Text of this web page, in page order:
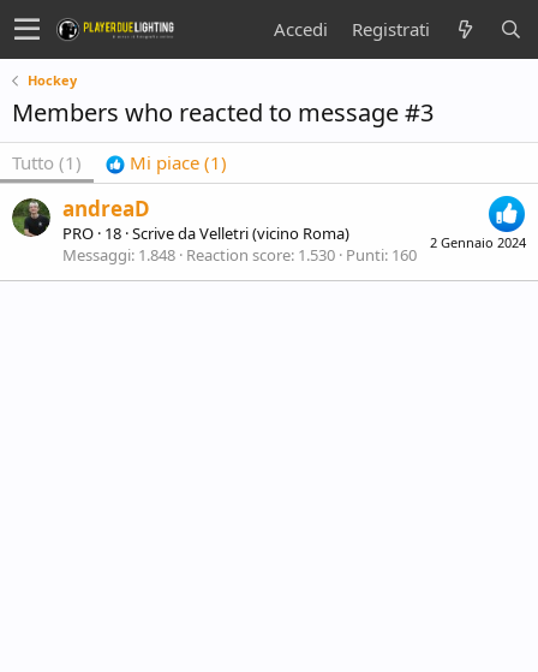
Accedi Registrati
Hockey
Members who reacted to message #3
Tutto (1) Mi piace (1)
2 Gennaio 2024
andreaD
PRO · 18 ·Scrive daVelletri (vicino Roma)
Messaggi 1.848 Reaction score 1.530 Punti 160